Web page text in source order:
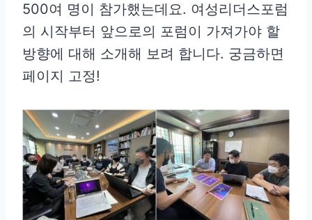
500여 명이 참가했는데요. 여성리더스포럼
의 시작부터 앞으로의 포럼이 가져가야 할
방향에 대해 소개해 보려 합니다. 궁금하면
페이지 고정!